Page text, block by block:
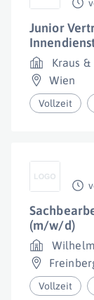
Junior
Kraus
Wien
Vollzeit
(m/w/d)
Vollzeit